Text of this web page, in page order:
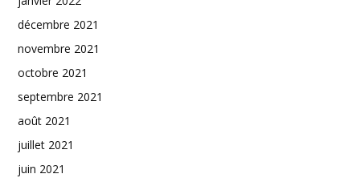
décembre 2021
novembre 2021
octobre 2021
septembre 2021
août 2021
juillet 2021
juin 2021